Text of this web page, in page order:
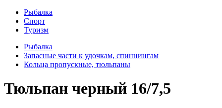
Рыбалка
Спорт
Туризм
Рыбалка
Запасные части к удочкам, спиннингам
Кольца пропускные, тюльпаны
Тюльпан черный 16/7,5